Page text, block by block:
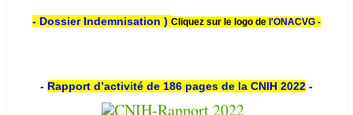
- Dossier Indemnisation ) Cliquez sur le logo de l'ONACVG -
- Rapport d’activité de 186 pages de la CNIH 2022 -